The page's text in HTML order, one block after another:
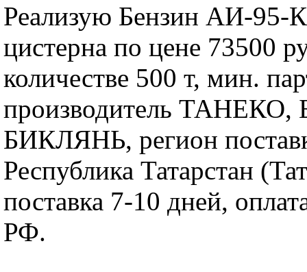
Реализую Бензин АИ-
цистерна по цене 73500
количестве 500 т, мин.
производитель ТАНЕКО,
БИКЛЯНЬ, регион
Республика Татарстан
поставка 7-10 дней,
РФ.